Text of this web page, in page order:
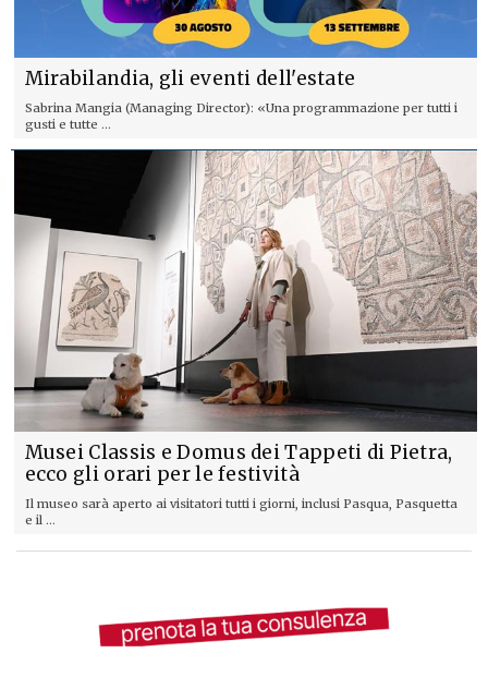
Mirabilandia, gli eventi dell'estate
Sabrina Mangia (Managing Director): «Una programmazione per tutti i
gusti e tutte ...
Musei Classis e Domus dei Tappeti di Pietra,
ecco gli orari per le festività
Il museo sarà aperto ai visitatori tutti i giorni, inclusi Pasqua, Pasquetta
e il ...